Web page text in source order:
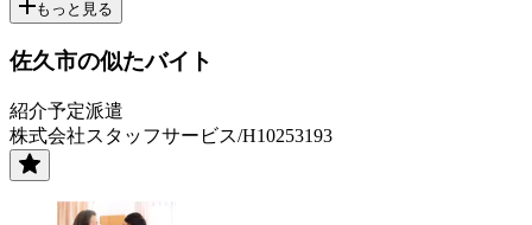
もっと見る
佐久市の似たバイト
紹介予定派遣
株式会社スタッフサービス/H10253193